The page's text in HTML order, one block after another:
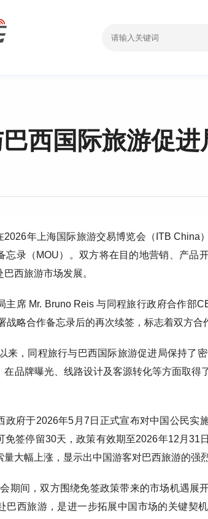
西国际旅游促
2026年上海国际旅游交易博览会（ITB China
忘录（MOU）。双方将在目的地营销、产品
西旅游市场发展。
主席 Mr. Bruno Reis 与同程旅行政府合作部
战略合作备忘录后的再次续签，标志着双方合
来，同程旅行与巴西国际旅游促进局保持了
在品牌曝光、线路设计及客源转化等方面取得
政府于2026年5月7日正式宣布对中国公民实
免签停留30天，政策有效期至2026年12月31
大幅上涨，显示出中国游客对巴西旅游的强烈
期间，双方围绕免签政策带来的市场机遇展
巴西旅游，是进一步拓展中国市场的关键契